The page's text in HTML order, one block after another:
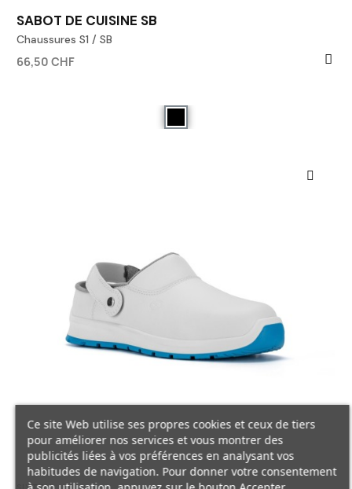
SABOT DE CUISINE SB
Chaussures S1 / SB
66,50 CHF
Ce site Web utilise ses propres cookies et ceux de tiers
pour améliorer nos services et vous montrer des
publicités liées à vos préférences en analysant vos
habitudes de navigation. Pour donner votre consentement